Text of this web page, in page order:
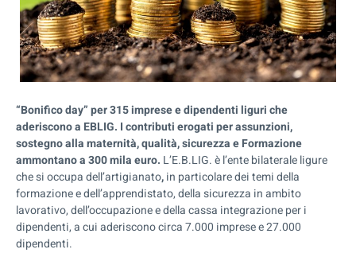
“Bonifico day” per 315 imprese e dipendenti liguri che
aderiscono a EBLIG. I contributi erogati per assunzioni,
sostegno alla maternità, qualità, sicurezza e Formazione
ammontano a 300 mila euro. L’E.B.LIG. è l’ente bilaterale ligure
che si occupa dell’artigianato,in particolare dei temi della
formazione e dell’apprendistato, della sicurezza in ambito
lavorativo, dell’occupazione e della cassa integrazione per i
dipendenti, a cui aderiscono circa 7.000 imprese e 27.000
dipendenti.